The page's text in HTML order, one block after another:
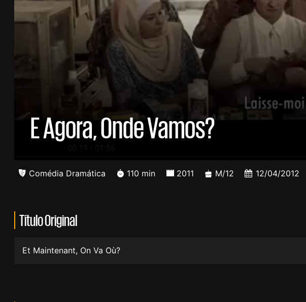
E Agora, Onde Vamos?
Comédia Dramática 110 min 2011 M/12 12/04/2012
Título Original
Et Maintenant, On Va Où?